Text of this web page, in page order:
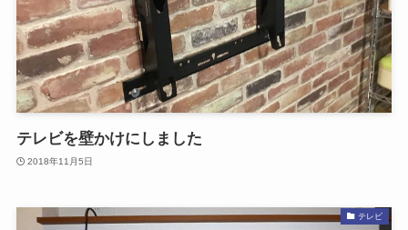
テレビを壁かけにしました
2018年11月5日
テレビ